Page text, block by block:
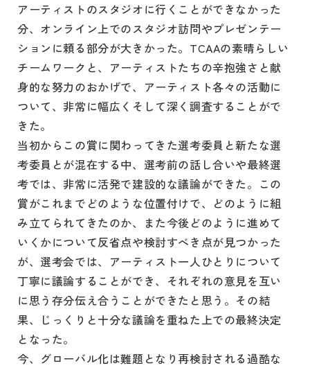
アーティストのスタジオに行くことができなかった
分、オンライン上でのスタジオ訪問やプレゼンテー
ションに頼る部分が大きかった。TCAAの素晴らしい
チームワークと、アーティストたちの辛抱強さと献
身的な努力のおかげで、アーティスト各々の活動に
ついて、非常に幅広くそして深く調査することがで
きた。
当初からこの賞に関わってきた選考委員と新たな選
考委員とが混在する中、選考前の話し合いや最終選
考では、非常に活発で建設的な議論ができた。この
賞がこれまでどのような位置付けで、どのように組
み立てられてきたのか、また今後どのように進めて
いくかについて反省点や検討すべき点が見つかった
が、選考会では、アーティスト一人ひとりについて
丁寧に議論することができ、それぞれの意見を互い
に思う存分伝え合うことができたと思う。その結
果、じっくりと十分な議論を重ねた上での最終決定
となった。
今、グローバル化は難題となり再検討される過酷な